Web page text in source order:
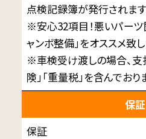
点検記録簿が発行されます
※安心32項目！悪いパー
ャンボ整備」をオススメ致し
※車検受け渡しの場合、支
険」「重量税」を含んでおり
保証
保証